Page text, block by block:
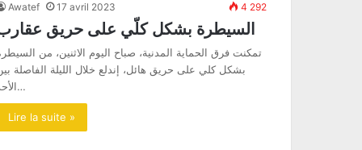
Awatef 17 avril 2023 4 292
السيطرة بشكل كلّي على حريق
تمكنت فرق الحماية المدنية، صباح اليوم الاثنين، من
بشكل كلي على حريق هائل، إندلع خلال الليلة الفاصلة
الأحد…
Lire la suite »